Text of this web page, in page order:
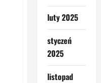
luty 2025
styczeń
2025
listopad